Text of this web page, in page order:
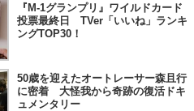
『M-1グランプリ』ワイルドカード
投票最終日 TVer「いいね」ランキ
ングTOP30！
50歳を迎えたオートレーサー森且行
に密着 大怪我から奇跡の復活ドキ
ュメンタリー